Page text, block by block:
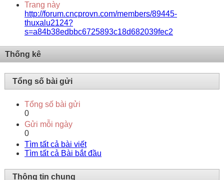
Trang này
http://forum.cncprovn.com/members/89445-
thuxalu2124?
s=a84b38edbbc6725893c18d682039fec2
Thống kê
Tổng số bài gửi
Tổng số bài gửi
0
Gửi mỗi ngày
0
Tìm tất cả bài viết
Tìm tất cả Bài bắt đầu
Thông tin chung